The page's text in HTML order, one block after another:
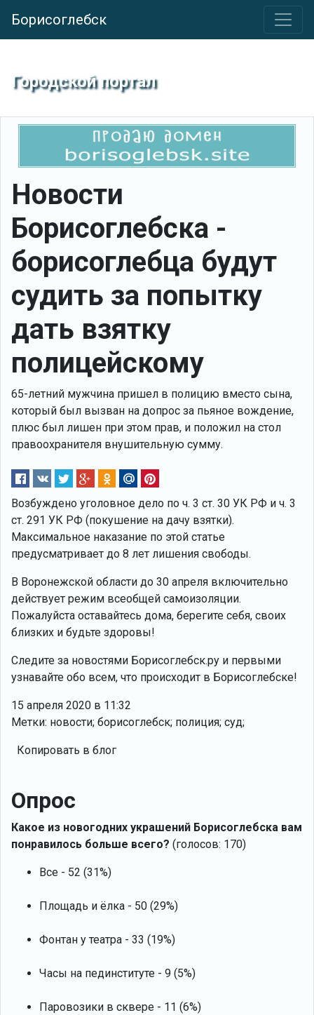
Борисоглебск
Городской портал
Новости
Борисоглебска -
борисоглебца будут
судить за попытку
дать взятку
полицейскому
65-летний мужчина пришел в полицию вместо сына,
который был вызван на допрос за пьяное вождение,
плюс был лишен при этом прав, и положил на стол
правоохранителя внушительную сумму.
Возбуждено уголовное дело по ч. 3 ст. 30 УК РФ и ч. 3
ст. 291 УК РФ (покушение на дачу взятки).
Максимальное наказание по этой статье
предусматривает до 8 лет лишения свободы.
В Воронежской области до 30 апреля включительно
действует режим всеобщей самоизоляции.
Пожалуйста оставайтесь дома, берегите себя, своих
близких и будьте здоровы!
Следите за новостями Борисоглебск.ру и первыми
узнавайте обо всем, что происходит в Борисоглебске!
15 апреля 2020 в 11:32
Метки: новости; борисоглебск; полиция; суд;
Копировать в блог
Опрос
Какое из новогодних украшений Борисоглебска вам
понравилось больше всего? (голосов: 170)
Все - 52 (31%)
Площадь и ёлка - 50 (29%)
Фонтан у театра - 33 (19%)
Часы на пединституте - 9 (5%)
Паровозики в сквере - 11 (6%)